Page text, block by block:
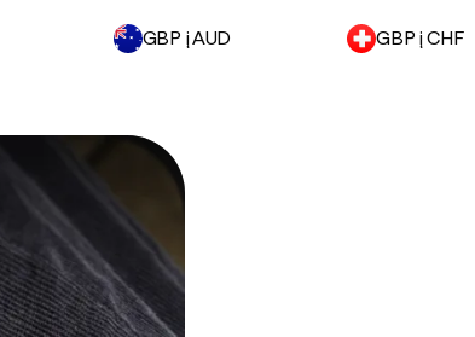
GBP į AUD GBP į CHF